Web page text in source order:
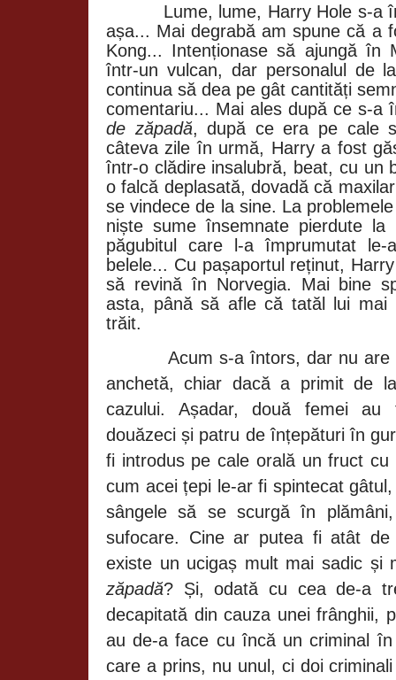
Lume, lume, Harry Hole s-a
așa... Mai degrabă am spune că a
Kong... Intenționase să ajungă în
într-un vulcan, dar personalul de
continua să dea pe gât cantități
comentariu... Mai ales după ce s-a
de zăpadă, după ce era pe cale
câteva zile în urmă, Harry a fost
într-o clădire insalubră, beat, cu un
o falcă deplasată, dovadă că
se vindece de la sine. La
niște sume însemnate pierdute
păgubitul care l-a împrumutat le-
belele... Cu pașaportul reținut,
să revină în Norvegia. Mai bine
asta, până să afle că tatăl lui mai
trăit.
Acum s-a întors, dar nu
anchetă, chiar dacă a primit de
cazului. Așadar, două femei
douăzeci și patru de înțepături în
fi introdus pe cale orală un fruct
cum acei țepi le-ar fi spintecat
sângele să se scurgă în
sufocare. Cine ar putea fi atât
existe un ucigaș mult mai sadic și
zăpadă? Și, odată cu cea de-a
decapitată din cauza unei frânghii,
au de-a face cu încă un criminal
care a prins, nu unul, ci doi